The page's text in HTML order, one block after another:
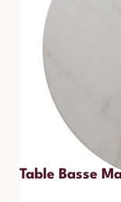
Table Basse